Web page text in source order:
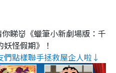
你睇👹《蠟筆小新劇場版：千
怪假期》！
點樣聯手拯救屋企人啦↓